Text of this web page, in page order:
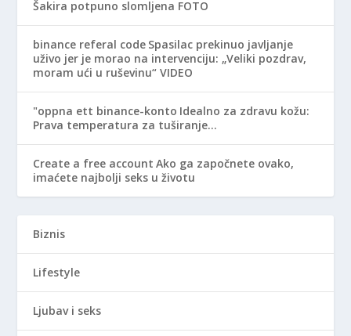
Šakira potpuno slomljena FOTO
binance referal code Spasilac prekinuo javljanje
uživo jer je morao na intervenciju: „Veliki pozdrav,
moram ući u ruševinu“ VIDEO
"oppna ett binance-konto Idealno za zdravu kožu:
Prava temperatura za tuširanje…
Create a free account Ako ga započnete ovako,
imaćete najbolji seks u životu
Biznis
Lifestyle
Ljubav i seks